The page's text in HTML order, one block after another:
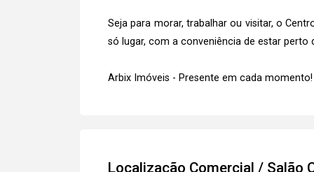
Seja para morar, trabalhar ou visitar, o
só lugar, com a conveniência de estar perto
Arbix Imóveis - Presente em cada momento!
Localização Comercial / Salão